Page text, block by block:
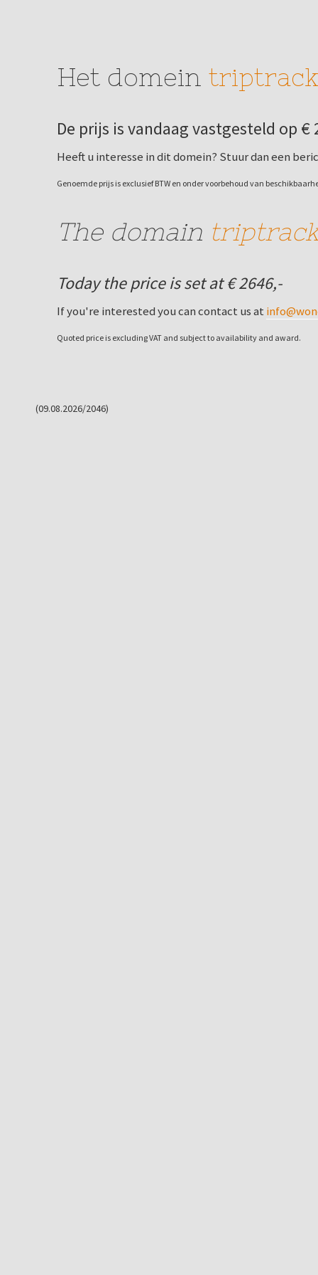
Het domein
De prijs is vandaag vastgesteld op €
Heeft u interesse in dit domein? Stuur dan een
Genoemde prijs is exclusief BTW en onder voorbehoud van
The domain
Today the price is set at € 2646,-
If you're interested you can contact us at
Quoted price is excluding VAT and subject to availability and award.
(09.08.2026/2046)